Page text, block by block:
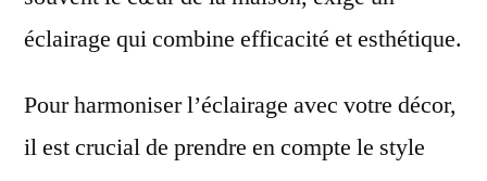
éclairage qui combine efficacité et esthétique.
Pour harmoniser l’éclairage avec votre décor,
il est crucial de prendre en compte le style